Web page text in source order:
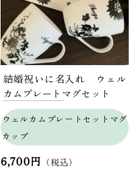
結婚祝いに名入れ ウェル
カムプレートマグセット
ウェルカムプレートセットマグ
カップ
6,700円 （税込）